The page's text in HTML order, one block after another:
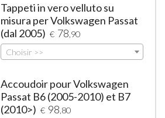
Tappeti in vero velluto su
misura per Volkswagen Passat
(dal 2005) € 78 ,90
Choisir >>
Accoudoir pour Volkswagen
Passat B6 (2005-2010) et B7
(2010>) € 98 ,80